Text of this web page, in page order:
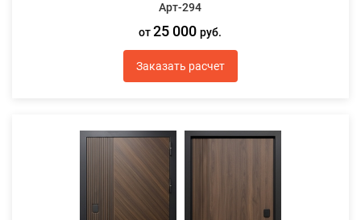
Арт-294
от25 000руб.
Заказать расчет